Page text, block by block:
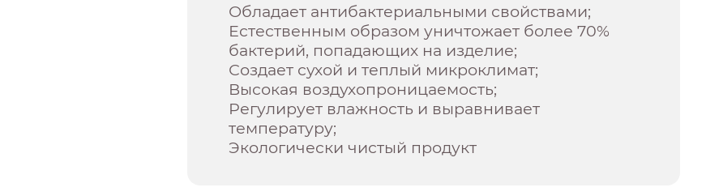
Обладает антибактериальными свойствами;
Естественным образом уничтожает более 70%
бактерий, попадающих на изделие;
Создает сухой и теплый микроклимат;
Высокая воздухопроницаемость;
Регулирует влажность и выравнивает
температуру;
Экологически чистый продукт